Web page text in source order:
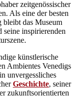
zeitgenössischer
Als eine der besten
bleibt das Museum
seine inspirierenden
künstlerische
Ambientes Venedigs
unvergessliches
Geschichte, seiner
zukunftsorientierten